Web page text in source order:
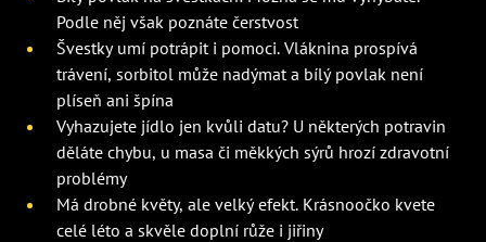
Podle něj však poznáte čerstvost
Švestky umí potrápit i pomoci. Vláknina prospívá
trávení, sorbitol může nadýmat a bílý povlak není
plíseň ani špína
Vyhazujete jídlo jen kvůli datu? U některých potravin
děláte chybu, u masa či měkkých sýrů hrozí zdravotní
problémy
Má drobné květy, ale velký efekt. Krásnoočko kvete
celé léto a skvěle doplní růže i jiřiny